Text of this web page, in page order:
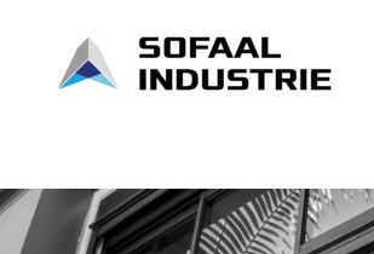
contenu